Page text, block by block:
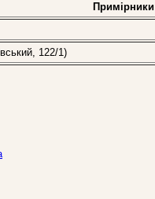
Примірники
122/1)